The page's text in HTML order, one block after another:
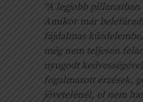
“A legjobb
Amikor már
fájdalmas
még nem teljesen
nyugodt
fogalmazott érzések,
jövetelénél, el nem